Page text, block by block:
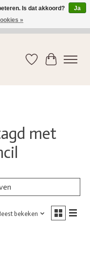
GRATIS verzending > 75 euro (2
Verlanglijst
met
bekeken
Is dat akkoord?
Ja
»